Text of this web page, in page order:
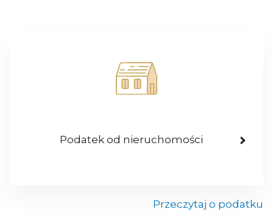
Podatek od nieruchomości
Przeczytaj o podatku